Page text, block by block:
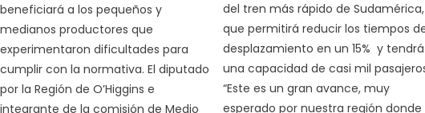
beneficiará a los pequeños y
medianos productores que
experimentaron dificultades para
cumplir con la normativa. El diputado
por la Región de O’Higgins e
integrante de la comisión de Medio
del tren más rápido de Sudamérica,
que permitirá reducir los tiempos
desplazamiento en un 15% y tendrá
una capacidad de casi mil
“Este es un gran avance, muy
esperado por nuestra región donde